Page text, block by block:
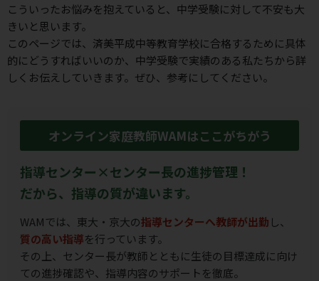
こういったお悩みを抱えていると、中学受験に対して不安も⼤
きいと思います。
このページでは、済美平成中等教育学校に合格するために具体
的にどうすればいいのか、 中学受験で実績のある私たちから詳
しくお伝えしていきます。ぜひ、参考にしてください。
オンライン家庭教師WAMはここがちがう
指導センター×センター長の進捗管理！
だから、指導の質が違います。
WAMでは、東大・京大の指導センターへ教師が出勤 し、
質の高い指導を行っています。
その上、センター長が教師とともに生徒の目標達成に向け
ての進捗確認や、指導内容のサポートを徹底。